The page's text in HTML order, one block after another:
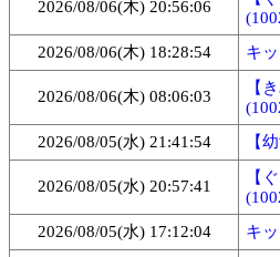
2026/08/06(木) 20:56:06
2026/08/06(木) 18:28:54
キ
2026/08/06(木) 08:06:03
【
2026/08/05(水) 21:41:54
【
2026/08/05(水) 20:57:41
【
2026/08/05(水) 17:12:04
キ